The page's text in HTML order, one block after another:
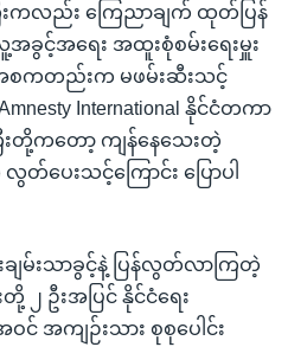
ကလည်း ကြေညာချက် ထုတ်ပြန်
အခွင့်အရေး အထူးစုံစမ်းရေးမှူး
ကတည်းက မဖမ်းဆီးသင့်
International နိုင်ငံတကာ
းတို့ကတော့ ကျန်နေသေးတဲ့
ပေးသင့်ကြောင်း ပြောပါ
ျမ်းသာခွင့်နဲ့ ပြန်လွတ်လာကြတဲ့
၂ ဦးအပြင် နိုင်ငံရေး
င် အကျဉ်းသား စုစုပေါင်း